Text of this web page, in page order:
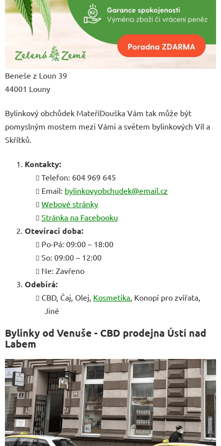
Beneše z Loun 39
44001 Louny
Bylinkový obchůdek MateříDouška Vám tak může být
pomyslným mostem mezi Vámi a světem bylinkových Víl a
Skřítků.
Kontakty:
Telefon: 604 969 645
Email: bylinkovyobchudek@email.cz
Webové stránky
Stránka na Facebooku
Otevírací doba:
Po-Pá: 09:00 – 18:00
So: 09:00 – 12:00
Ne: Zavřeno
Odebírá:
CBD, Čaj, Olej, Kosmetika, Konopí pro zvířata,
Jiné
Bylinky od Venuše - CBD prodejna Ústí nad
Labem